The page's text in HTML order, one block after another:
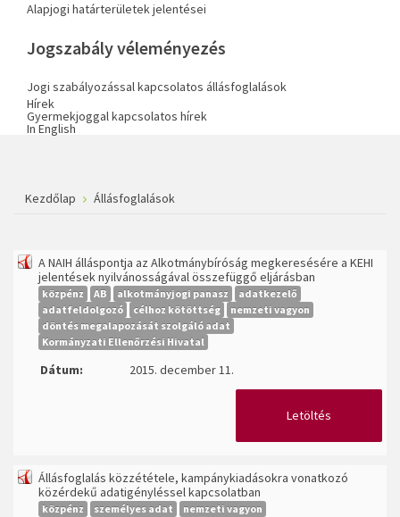
Alapjogi határterületek jelentései
Jogszabály véleményezés
Jogi szabályozással kapcsolatos állásfoglalások
Hírek
Gyermekjoggal kapcsolatos hírek
In English
Kezdőlap Állásfoglalások
A NAIH álláspontja az Alkotmánybíróság megkeresésére a KEHI
jelentések nyilvánosságával összefüggő eljárásban
közpénz AB alkotmányjogi panasz
adatkezelő
adatfeldolgozó
célhoz kötöttség
nemzeti vagyon
döntés megalapozását szolgáló adat
Kormányzati Ellenőrzési Hivatal
Dátum: 2015. december 11.
Letöltés
Állásfoglalás közzététele, kampánykiadásokra vonatkozó
közérdekű adatigényléssel kapcsolatban
közpénz személyes adat
nemzeti vagyon